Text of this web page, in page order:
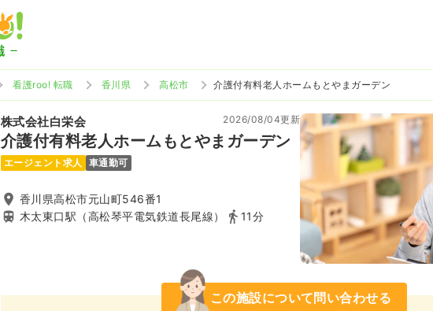
看護roo! 転職 香川県 高松市 介護付有料老人ホームもとやまガーデン
株式会社白栄会
介護付有料老人ホームもとやまガーデン
2026/08/04更新
エージェント求人 車通勤可
香川県高松市元山町546番1
木太東口駅（高松琴平電気鉄道長尾線）
11分
この施設について問い合わせる